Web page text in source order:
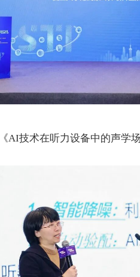
AI技术在听力设备中的声学